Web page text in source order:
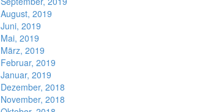
August, 2019
Juni, 2019
Mai, 2019
März, 2019
Februar, 2019
Januar, 2019
Dezember, 2018
November, 2018